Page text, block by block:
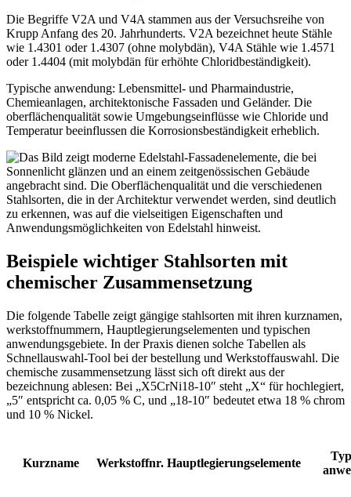
Die Begriffe V2A und V4A stammen aus der Versuchsreihe von
Krupp Anfang des 20. Jahrhunderts. V2A bezeichnet heute Stähle
wie 1.4301 oder 1.4307 (ohne molybdän), V4A Stähle wie 1.4571
oder 1.4404 (mit molybdän für erhöhte Chloridbeständigkeit).
Typische anwendung: Lebensmittel- und Pharmaindustrie,
Chemieanlagen, architektonische Fassaden und Geländer. Die
oberflächenqualität sowie Umgebungseinflüsse wie Chloride und
Temperatur beeinflussen die Korrosionsbeständigkeit erheblich.
Beispiele wichtiger Stahlsorten mit
chemischer Zusammensetzung
Die folgende Tabelle zeigt gängige stahlsorten mit ihren kurznamen,
werkstoffnummern, Hauptlegierungselementen und typischen
anwendungsgebiete. In der Praxis dienen solche Tabellen als
Schnellauswahl-Tool bei der bestellung und Werkstoffauswahl. Die
chemische zusammensetzung lässt sich oft direkt aus der
bezeichnung ablesen: Bei „X5CrNi18-10″ steht „X“ für hochlegiert,
„5″ entspricht ca. 0,05 % C, und „18-10″ bedeutet etwa 18 % chrom
und 10 % Nickel.
Kurzname Werkstoffnr. Hauptlegierungselemente